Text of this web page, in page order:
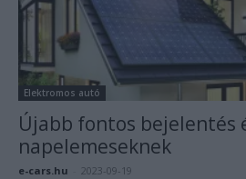
Elektromos autó
Újabb fontos bejelentés
napelemeseknek
e-cars.hu 2023-09-19